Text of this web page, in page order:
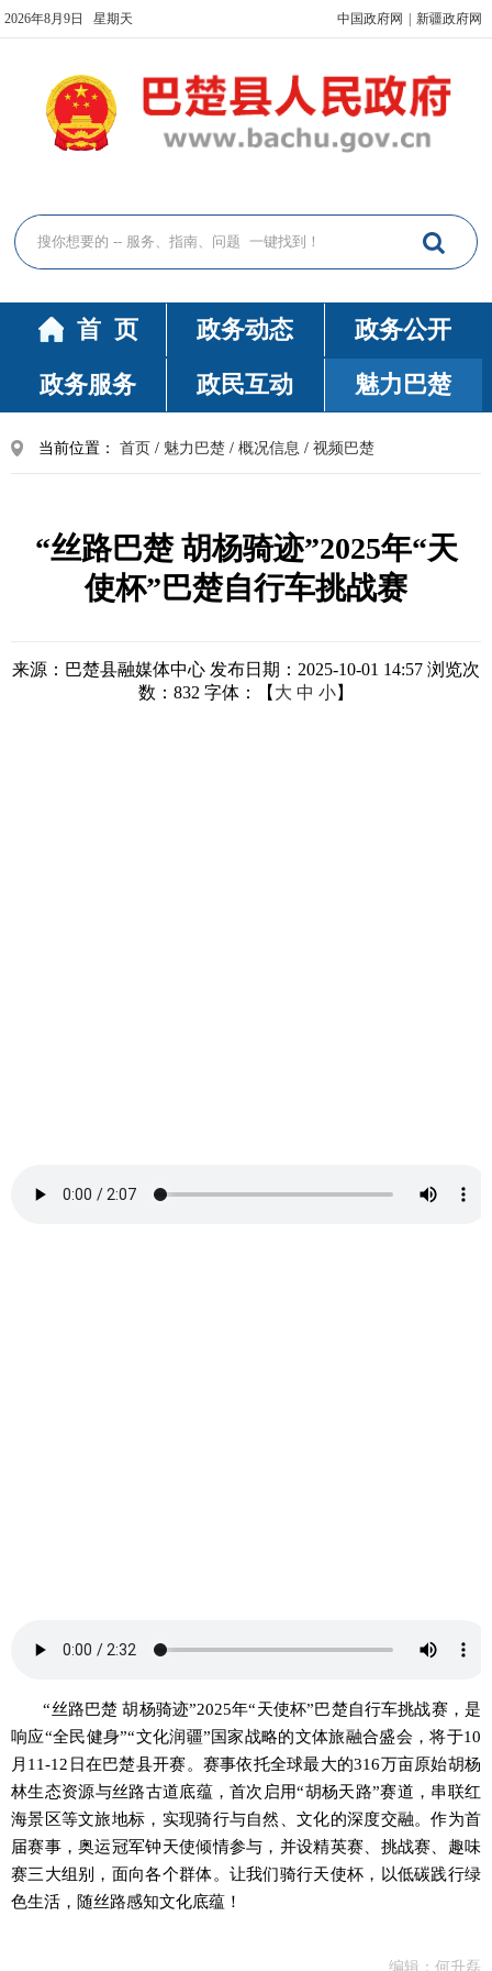
2026年8月9日 星期天 中国政府网 新疆政府网
首 页 政务动态
政务公开
政务服务
政民互动 魅力巴楚
当前位置： 首页 / 魅力巴楚 / 概况信息 / 视频巴楚
“丝路巴楚 胡杨骑迹”2025年“天
使杯”巴楚自行车挑战赛
来源：巴楚县融媒体中心 发布日期：2025-10-01 14:57 浏览次
数： 832 字体：【 大 中 小】
“丝路巴楚 胡杨骑迹”2025年“天使杯”巴楚自行车挑战赛，是
响应“全民健身”“文化润疆”国家战略的文体旅融合盛会，将于10
月 11-12 日在巴楚县开赛。赛事依托全球最大的316万亩原始胡杨
林生态资源与丝路古道底蕴，首次启用“胡杨天路”赛道，串联红
海景区等文旅地标，实现骑行与自然、文化的深度交融。作为首
届赛事，奥运冠军钟天使倾情参与 ，并设精英赛、挑战赛、趣味
赛三大组别， 面向各个群体。让我们骑行天使杯，以低碳践行绿
色生活，随丝路感知文化底蕴！
编辑：何升磊